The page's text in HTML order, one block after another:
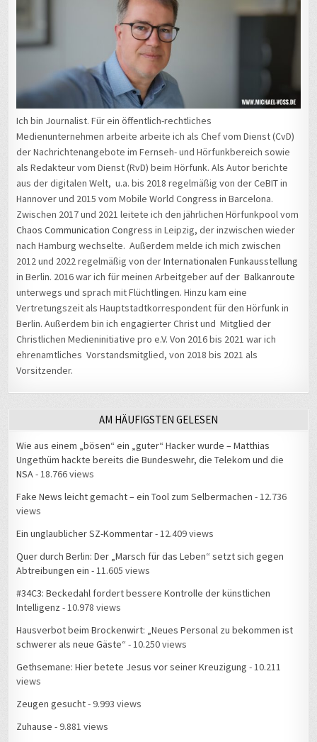
Ich bin Journalist. Für ein öffentlich-rechtliches
Medienunternehmen arbeite arbeite ich als Chef vom Dienst (CvD)
der Nachrichtenangebote im Fernseh- und Hörfunkbereich sowie
als Redakteur vom Dienst (RvD) beim Hörfunk. Als Autor berichte
aus der digitalen Welt, u.a. bis 2018 regelmäßig von der CeBIT in
Hannover und 2015 vom Mobile World Congress in Barcelona.
Zwischen 2017 und 2021 leitete ich den jährlichen Hörfunkpool vom
Chaos Communication Congress in Leipzig, der inzwischen wieder
nach Hamburg wechselte. Außerdem melde ich mich zwischen
2012 und 2022 regelmäßig von derInternationalen Funkausstellung
in Berlin. 2016 war ich für meinen Arbeitgeber auf derBalkanroute
unterwegs und sprach mit Flüchtlingen. Hinzu kam eine
Vertretungszeit als Hauptstadtkorrespondent für den Hörfunk in
Berlin. Außerdem bin ich engagierter Christ und Mitglied der
Christlichen Medieninitiative pro e.V. Von 2016 bis 2021 war ich
ehrenamtliches Vorstandsmitglied, von 2018 bis 2021 als
Vorsitzender.
AM HÄUFIGSTEN GELESEN
Wie aus einem „bösen“ ein „guter“ Hacker wurde – Matthias
Ungethüm hackte bereits die Bundeswehr, die Telekom und die
NSA- 18.766 views
Fake News leicht gemacht – ein Tool zum Selbermachen - 12.736
views
Ein unglaublicher SZ-Kommentar- 12.409 views
Quer durch Berlin: Der „Marsch für das Leben“ setzt sich gegen
Abtreibungen ein - 11.605 views
#34C3: Beckedahl fordert bessere Kontrolle der künstlichen
Intelligenz - 10.978 views
Hausverbot beim Brockenwirt: „Neues Personal zu bekommen ist
schwerer als neue Gäste“ - 10.250 views
Gethsemane: Hier betete Jesus vor seiner Kreuzigung - 10.211
views
Zeugen gesucht- 9.993 views
Zuhause - 9.881 views